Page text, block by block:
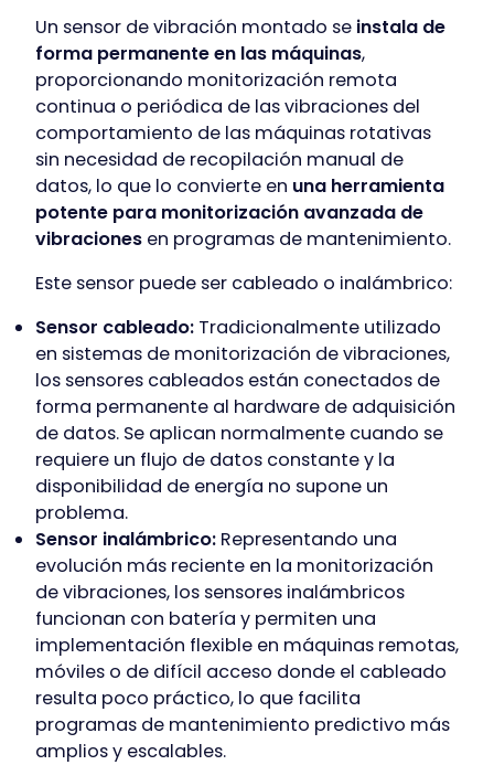
Un sensor de vibración montado se instala de
forma permanente en las máquinas,
proporcionando monitorización remota
continua o periódica de las vibraciones del
comportamiento de las máquinas rotativas
sin necesidad de recopilación manual de
datos, lo que lo convierte en una herramienta
potente para monitorización avanzada de
vibraciones en programas de mantenimiento.
Este sensor puede ser cableado o inalámbrico:
Sensor cableado: Tradicionalmente utilizado
en sistemas de monitorización de vibraciones,
los sensores cableados están conectados de
forma permanente al hardware de adquisición
de datos. Se aplican normalmente cuando se
requiere un flujo de datos constante y la
disponibilidad de energía no supone un
problema.
Sensor inalámbrico: Representando una
evolución más reciente en la monitorización
de vibraciones, los sensores inalámbricos
funcionan con batería y permiten una
implementación flexible en máquinas remotas,
móviles o de difícil acceso donde el cableado
resulta poco práctico, lo que facilita
programas de mantenimiento predictivo más
amplios y escalables.